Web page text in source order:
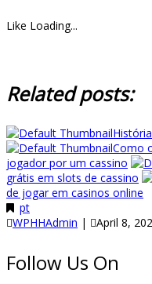
Like Loading...
Related posts:
Como
jogador por um cassino
grátis em slots de cassino
de jogar em casinos online
pt
WPHHAdmin | April 8,
Follow Us On